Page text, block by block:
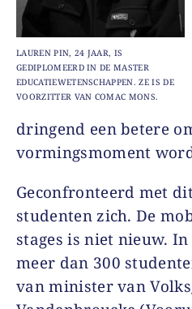
LAUREN PIN, 24 JAAR, IS
GEDIPLOMEERD IN DE MASTER
EDUCATIEWETENSCHAPPEN. ZE IS DE
VOORZITTER VAN COMAC MONS.
dringend een betere
vormingsmoment
Geconfronteerd met
studenten zich. De
stages is niet nieuw.
meer dan 300
van minister van